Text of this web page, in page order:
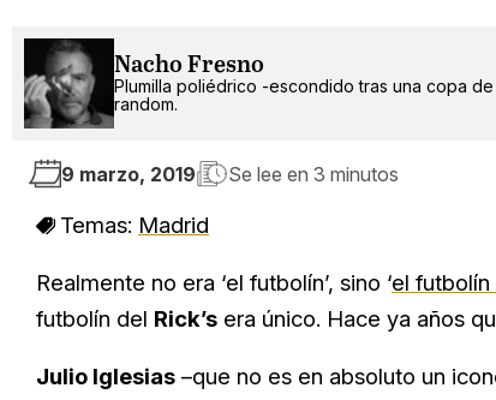
Nacho Fresno
Plumilla poliédrico -escondido tras una copa
random.
9 marzo, 2019 Se lee en 3 minutos
Temas: Madrid
Realmente no era ‘el futbolín’, sino ‘el futbolín
futbolín del Rick’s era único. Hace ya años
Julio Iglesias –que no es en absoluto un